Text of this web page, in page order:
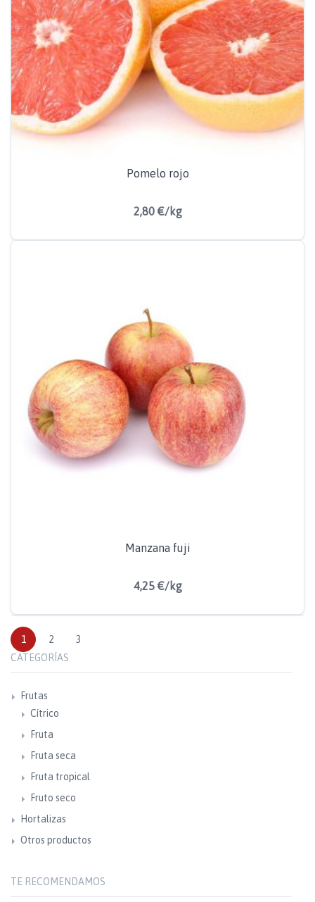
Pomelo rojo
2,80 €/kg
Manzana fuji
4,25 €/kg
1 2
3
CATEGORÍAS
Frutas
Cítrico
Fruta
Fruta seca
Fruta tropical
Fruto seco
Hortalizas
Otros productos
TE RECOMENDAMOS